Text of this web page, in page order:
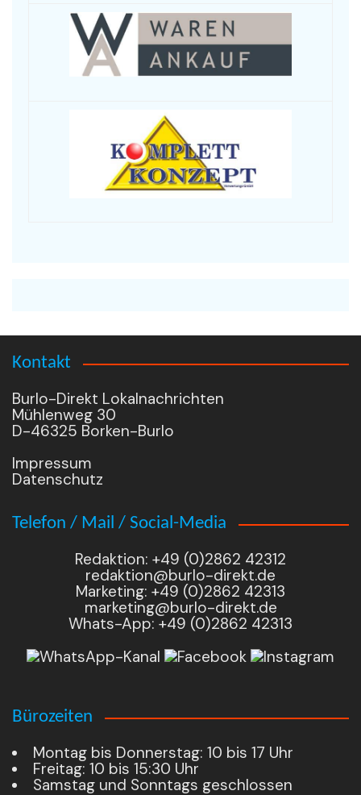
Kontakt
Burlo-Direkt Lokalnachrichten
Mühlenweg 30
D-46325 Borken-Burlo
Impressum
Datenschutz
Telefon / Mail / Social-Media
Redaktion: +49 (0)2862 42312
redaktion@burlo-direkt.de
Marketing: +49 (0)2862 42313
marketing@burlo-direkt.de
Whats-App: +49 (0)2862 42313
Bürozeiten
Montag bis Donnerstag: 10 bis 17 Uhr
Freitag: 10 bis 15:30 Uhr
Samstag und Sonntags geschlossen